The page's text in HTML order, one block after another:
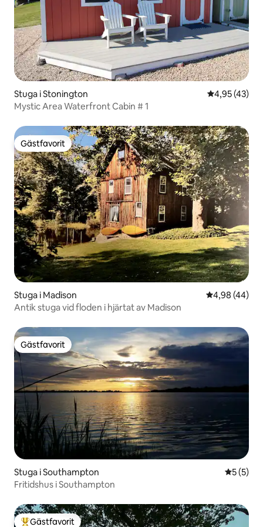
Stuga i Stonington 4,95 av 5 i
4,95 (43)
Mystic Area Waterfront Cabin # 1
Gästfavorit
Gästfavorit
Stuga i Madison 4,98 av 5 i
4,98 (44)
Antik stuga vid floden i hjärtat av Madison
Gästfavorit
Gästfavorit
Stuga i Southampton 5 av 5 i
5 (5)
Fritidshus i Southampton
Gästfavorit